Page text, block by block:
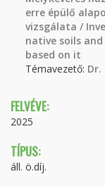
erre épülő
vizsgálata /
native soils
based on it
Témavezető: Dr.
FELVÉVE:
2025
TÍPUS:
áll. ö.díj.